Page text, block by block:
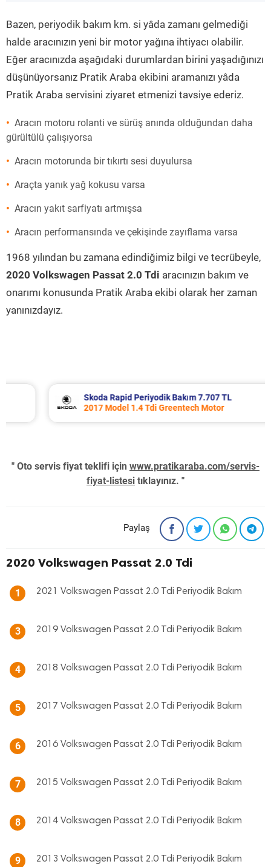
Bazen, periyodik bakım km. si yâda zamanı gelmediği
halde aracınızın yeni bir motor yağına ihtiyacı olabilir.
Eğer aracınızda aşağıdaki durumlardan birini yaşadığınızı
düşünüyorsanız Pratik Araba ekibini aramanızı yâda
Pratik Araba servisini ziyaret etmenizi tavsiye ederiz.
Aracın motoru rolanti ve sürüş anında olduğundan daha
gürültülü çalışıyorsa
Aracın motorunda bir tıkırtı sesi duyulursa
Araçta yanık yağ kokusu varsa
Aracın yakıt sarfiyatı artmışsa
Aracın performansında ve çekişinde zayıflama varsa
1968 yılından bu zamana edindiğimiz bilgi ve tecrübeyle,
2020 Volkswagen Passat 2.0 Tdi aracınızın bakım ve
onarımı konusunda Pratik Araba ekibi olarak her zaman
yanınızdayız.
Skoda Rapid Periyodik Bakım 7.707 TL
2017 Model 1.4 Tdi Greentech Motor
" Oto servis fiyat teklifi için www.pratikaraba.com/servis-
fiyat-listesi tıklayınız. "
Paylaş
2020 Volkswagen Passat 2.0 Tdi
1 2021 Volkswagen Passat 2.0 Tdi Periyodik Bakım
3 2019 Volkswagen Passat 2.0 Tdi Periyodik Bakım
4 2018 Volkswagen Passat 2.0 Tdi Periyodik Bakım
5 2017 Volkswagen Passat 2.0 Tdi Periyodik Bakım
6 2016 Volkswagen Passat 2.0 Tdi Periyodik Bakım
7 2015 Volkswagen Passat 2.0 Tdi Periyodik Bakım
8 2014 Volkswagen Passat 2.0 Tdi Periyodik Bakım
9 2013 Volkswagen Passat 2.0 Tdi Periyodik Bakım